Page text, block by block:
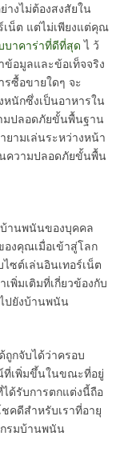
งไม่ต้องสงสัยใน
น็ต แต่ไม่เพียงแต่คุณ
บาคาร่าที่ดีที่สุด ไ ว้
อมูลและข้อเท็จจริง
รซื้อขายใดๆ จะ
นักซึ่งเป็นอาหารใน
มปลอดภัยขั้นพื้นฐาน
ามเล่นระหว่างหน้า
ความปลอดภัยขั้นพื้น
านพนันของบุคคล
งคุณเมื่อเข้าสู่โลก
ซต์เล่นอินเทอร์เน็ต
มเติมที่เกี่ยวข้องกับ
ปยังบ้านพนัน
กจับได้ว่าครอบ
ที่เพิ่มขึ้นในขณะที่อยู่
ด้รับการตกแต่งนี้ถือ
คดีสำหรับเราที่อายุ
รมบ้านพนัน